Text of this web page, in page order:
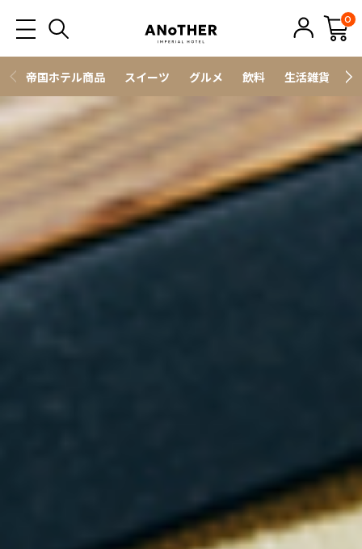
0
帝国ホテル商品 スイーツ グルメ 飲料 生活雑貨